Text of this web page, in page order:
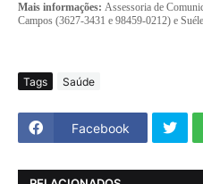
Mais informações: Assessoria de
Campos (3627-3431 e 98459-0212) e
Tags Saúde
Facebook